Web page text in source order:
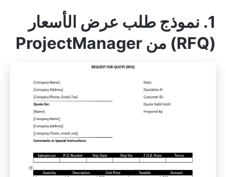
1. نموذج طلب عرض الأسعار
(RFQ) من ProjectManager